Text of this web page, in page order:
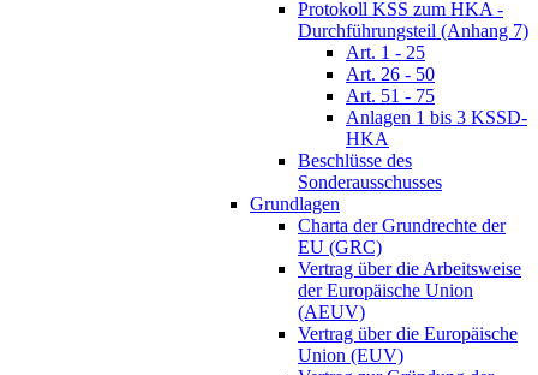
Protokoll KSS zum HKA -
Durchführungsteil (Anhang 7)
Art. 1 - 25
Art. 26 - 50
Art. 51 - 75
Anlagen 1 bis 3 KSSD-
HKA
Beschlüsse des
Sonderausschusses
Grundlagen
Charta der Grundrechte der
EU (GRC)
Vertrag über die Arbeitsweise
der Europäische Union
(AEUV)
Vertrag über die Europäische
Union (EUV)